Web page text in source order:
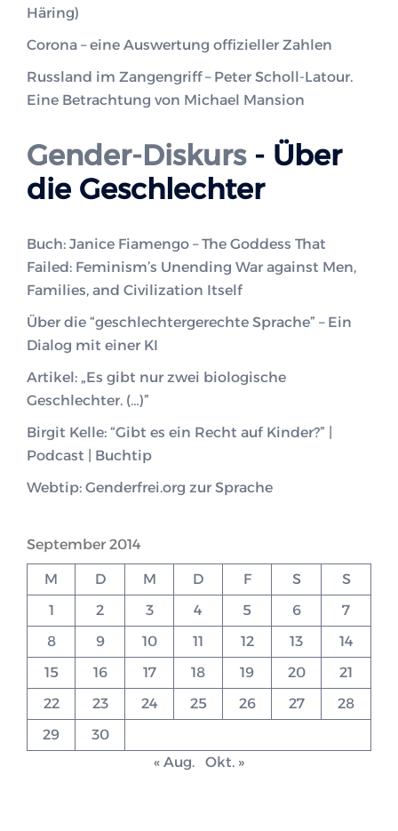
Häring)
Corona – eine Auswertung offizieller Zahlen
Russland im Zangengriff – Peter Scholl-Latour.
Eine Betrachtung von Michael Mansion
Gender-Diskurs- Über
die Geschlechter
Buch: Janice Fiamengo – The Goddess That
Failed: Feminism’s Unending War against Men,
Families, and Civilization Itself
Über die “geschlechtergerechte Sprache” – Ein
Dialog mit einer KI
Artikel: „Es gibt nur zwei biologische
Geschlechter. (…)”
Birgit Kelle: “Gibt es ein Recht auf Kinder?” |
Podcast | Buchtip
Webtip: Genderfrei.org zur Sprache
September 2014
M D M D F S
S
1
2 3 4 5 6
7
8
9 10 11 12 13
14
15
16 17 18 19 20
21
22
23 24 25 26 27
28
29
30
« Aug.
Okt. »